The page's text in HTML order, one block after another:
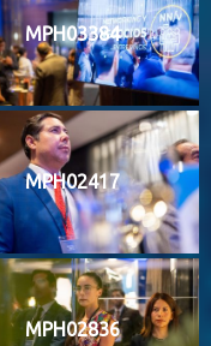
MPH03384
MPH02417
MPH02836